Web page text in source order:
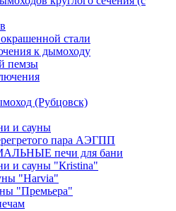
стали
к дымоходу
пемзы
(Рубцовск)
и сауны
пара АЭГПП
печи для бани
и сауны "Кristina"
"Harvia"
"Премьера"